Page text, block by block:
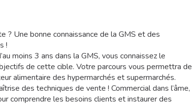
? Une bonne connaissance de la GMS et des
!
moins 3 ans dans la GMS, vous connaissez le
de cette cible. Votre parcours vous permettra de
alimentaire des hypermarchés et supermarchés.
des techniques de vente ! Commercial dans l’âme,
comprendre les besoins clients et instaurer des